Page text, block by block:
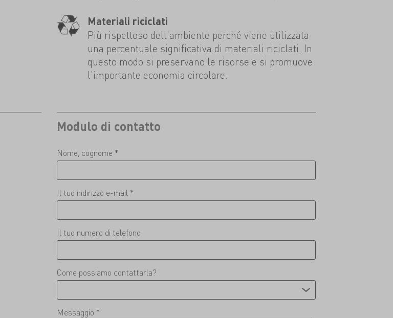
Materiali riciclati
Più rispettoso dell'ambiente perché viene utilizzata
una percentuale significativa di materiali riciclati. In
questo modo si preservano le risorse e si promuove
l'importante economia circolare.
Modulo di contatto
Nome, cognome *
Il tuo indirizzo e-mail *
Il tuo numero di telefono
Come possiamo contattarla?
Messaggio *